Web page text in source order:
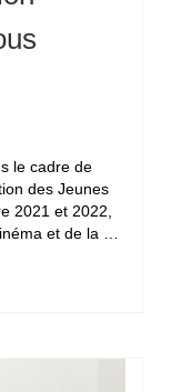
le cadre de
des Jeunes
2021 et 2022,
et de la …